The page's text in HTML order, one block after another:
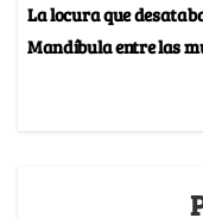
La locura que
Mandíbula entre las